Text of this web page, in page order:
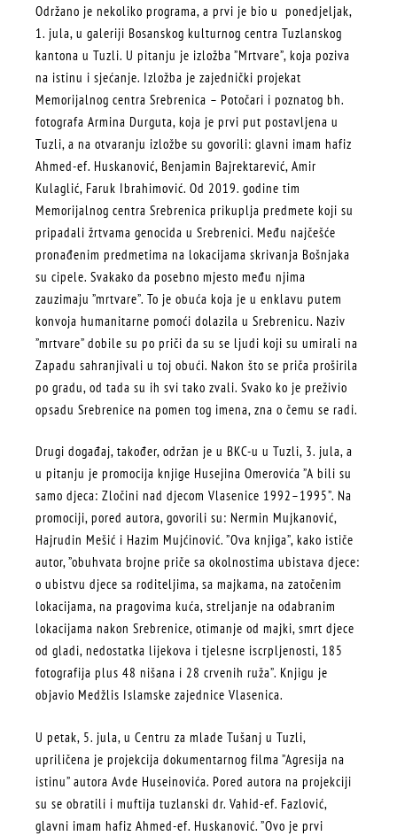
Održano je nekoliko programa, a prvi je bio u ponedjeljak,
1. jula, u galeriji Bosanskog kulturnog centra Tuzlanskog
kantona u Tuzli. U pitanju je izložba ”Mrtvare”, koja poziva
na istinu i sjećanje. Izložba je zajednički projekat
Memorijalnog centra Srebrenica – Potočari i poznatog bh.
fotografa Armina Durguta, koja je prvi put postavljena u
Tuzli, a na otvaranju izložbe su govorili: glavni imam hafiz
Ahmed-ef. Huskanović, Benjamin Bajrektarević, Amir
Kulaglić, Faruk Ibrahimović. Od 2019. godine tim
Memorijalnog centra Srebrenica prikuplja predmete koji su
pripadali žrtvama genocida u Srebrenici. Među najčešće
pronađenim predmetima na lokacijama skrivanja Bošnjaka
su cipele. Svakako da posebno mjesto među njima
zauzimaju ”mrtvare”. To je obuća koja je u enklavu putem
konvoja humanitarne pomoći dolazila u Srebrenicu. Naziv
”mrtvare” dobile su po priči da su se ljudi koji su umirali na
Zapadu sahranjivali u toj obući. Nakon što se priča proširila
po gradu, od tada su ih svi tako zvali. Svako ko je preživio
opsadu Srebrenice na pomen tog imena, zna o čemu se radi.
Drugi događaj, također, održan je u BKC-u u Tuzli, 3. jula, a
u pitanju je promocija knjige Husejina Omerovića ”A bili su
samo djeca: Zločini nad djecom Vlasenice 1992–1995”. Na
promociji, pored autora, govorili su: Nermin Mujkanović,
Hajrudin Mešić i Hazim Mujćinović. ”Ova knjiga”, kako ističe
autor, ”obuhvata brojne priče sa okolnostima ubistava djece:
o ubistvu djece sa roditeljima, sa majkama, na zatočenim
lokacijama, na pragovima kuća, streljanje na odabranim
lokacijama nakon Srebrenice, otimanje od majki, smrt djece
od gladi, nedostatka lijekova i tjelesne iscrpljenosti, 185
fotografija plus 48 nišana i 28 crvenih ruža”. Knjigu je
objavio Medžlis Islamske zajednice Vlasenica.
U petak, 5. jula, u Centru za mlade Tušanj u Tuzli,
upriličena je projekcija dokumentarnog filma ”Agresija na
istinu” autora Avde Huseinovića. Pored autora na projekciji
su se obratili i muftija tuzlanski dr. Vahid-ef. Fazlović,
glavni imam hafiz Ahmed-ef. Huskanović. ”Ovo je prvi